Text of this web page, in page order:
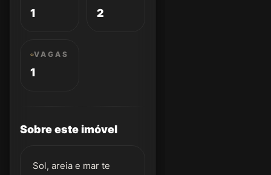
1 2
VAGAS
1
Sobre este imóvel
Sol, areia e mar te